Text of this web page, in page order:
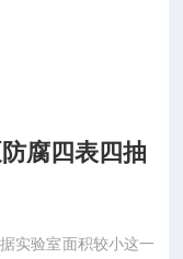
腐四表四抽
实验室面积较小这一